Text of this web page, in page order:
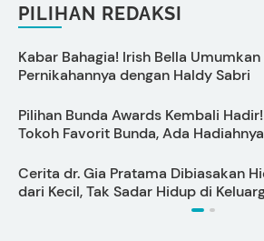
PILIHAN REDAKSI
Kabar Bahagia! Irish Bella
Pernikahannya dengan Haldy Sabri
Pilihan Bunda Awards Kembali
Tokoh Favorit Bunda, Ada Hadiahnya
Cerita dr. Gia Pratama Dibiasakan
dari Kecil, Tak Sadar Hidup di